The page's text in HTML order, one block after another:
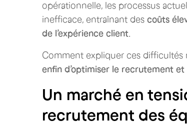
opérationnelle, les processus
inefficace, entraînant des coûts
de l’expérience client.
Comment expliquer ces difficultés
enfin d’optimiser le recrutement
Un marché en
recrutement des